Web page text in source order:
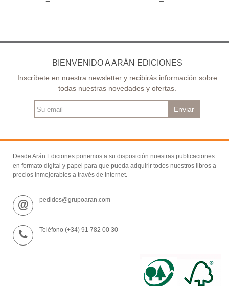
BIENVENIDO A ARÁN EDICIONES
Inscríbete en nuestra newsletter y recibirás información sobre
todas nuestras novedades y ofertas.
Enviar
Desde Arán Ediciones ponemos a su disposición nuestras publicaciones
en formato digital y papel para que pueda adquirir todos nuestros libros a
precios inmejorables a través de Internet.
pedidos@grupoaran.com
Teléfono (+34) 91 782 00 30